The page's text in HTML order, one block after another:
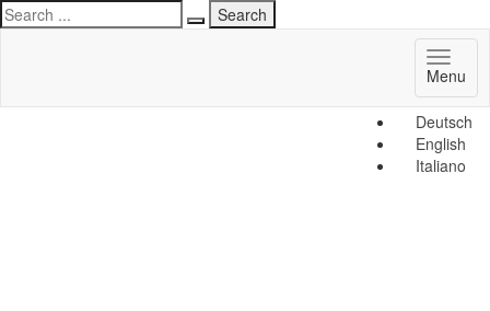
Deutsch
English
Italiano
Menu